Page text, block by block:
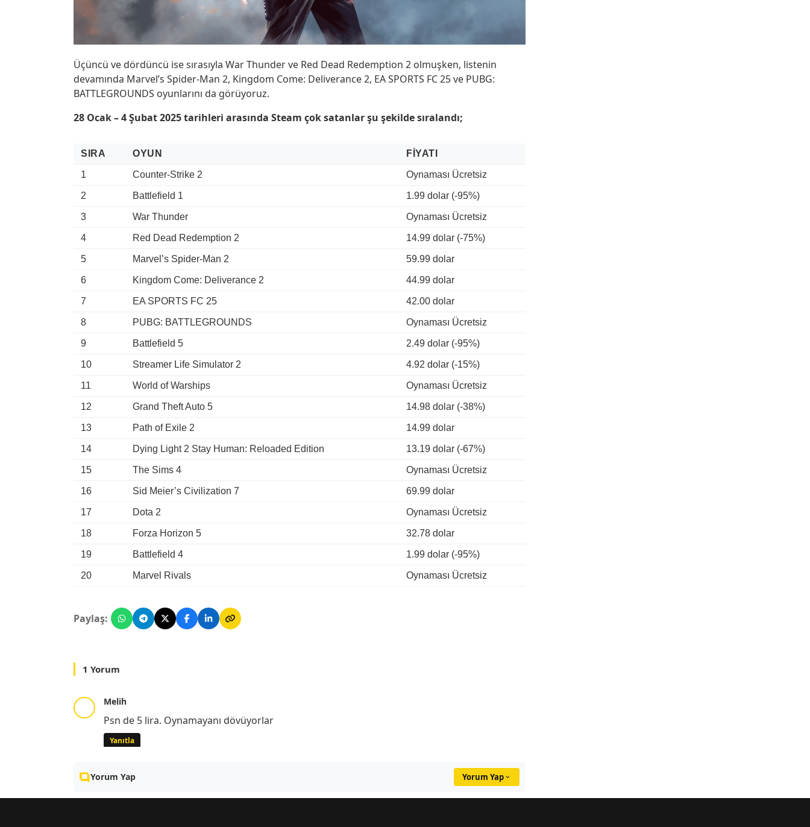
Üçüncü ve dördüncü ise sırasıyla War Thunder ve Red Dead Redemption 2 olmuşken, listenin
devamında Marvel’s Spider-Man 2, Kingdom Come: Deliverance 2, EA SPORTS FC 25 ve PUBG:
BATTLEGROUNDS oyunlarını da görüyoruz.
28 Ocak – 4 Şubat 2025 tarihleri arasında Steam çok satanlar şu şekilde sıralandı;
SIRA OYUN FIYATI
1 Counter-Strike 2 Oynaması Ücretsiz
2 Battlefield 1 1.99 dolar (-95%)
3 War Thunder Oynaması Ücretsiz
4 Red Dead Redemption 2 14.99 dolar (-75%)
5 Marvel’s Spider-Man 2 59.99 dolar
6 Kingdom Come: Deliverance 2 44.99 dolar
7 EA SPORTS FC 25 42.00 dolar
8 PUBG: BATTLEGROUNDS Oynaması Ücretsiz
9 Battlefield 5 2.49 dolar (-95%)
10 Streamer Life Simulator 2 4.92 dolar (-15%)
11 World of Warships Oynaması Ücretsiz
12 Grand Theft Auto 5 14.98 dolar (-38%)
13 Path of Exile 2 14.99 dolar
14 Dying Light 2 Stay Human: Reloaded Edition 13.19 dolar (-67%)
15 The Sims 4 Oynaması Ücretsiz
16 Sid Meier’s Civilization 7 69.99 dolar
17 Dota 2 Oynaması Ücretsiz
18 Forza Horizon 5 32.78 dolar
19 Battlefield 4 1.99 dolar (-95%)
20 Marvel Rivals Oynaması Ücretsiz
Paylaş:
1 Yorum
Melih
Psn de 5 lira. Oynamayanı dövüyorlar
Yanıtla
Yorum Yap Yorum Yap